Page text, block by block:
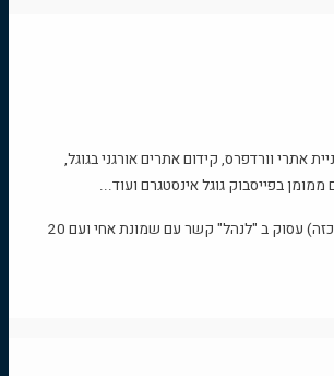
בבניית אתרי וורדפרס, קידום אתרים אורגני בגוגל,
בפייסבוק גוגל אינסטגרם ועוד...
בזמני הפנוי (כשקיים כזה) עסוק ב "לנהל" קשר עם שמונת אחי ועם 20